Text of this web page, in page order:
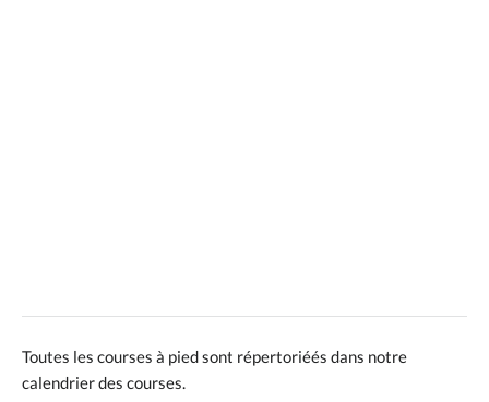
Toutes les courses à pied sont répertoriéés dans notre
calendrier des courses.